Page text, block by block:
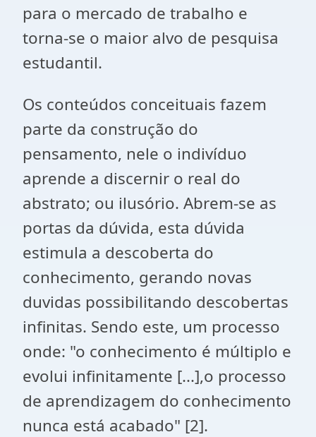
para o mercado de trabalho e
torna-se o maior alvo de pesquisa
estudantil.
Os conteúdos conceituais fazem
parte da construção do
pensamento, nele o indivíduo
aprende a discernir o real do
abstrato; ou ilusório. Abrem-se as
portas da dúvida, esta dúvida
estimula a descoberta do
conhecimento, gerando novas
duvidas possibilitando descobertas
infinitas. Sendo este, um processo
onde: "o conhecimento é múltiplo e
evolui infinitamente [...],o processo
de aprendizagem do conhecimento
nunca está acabado" [2].